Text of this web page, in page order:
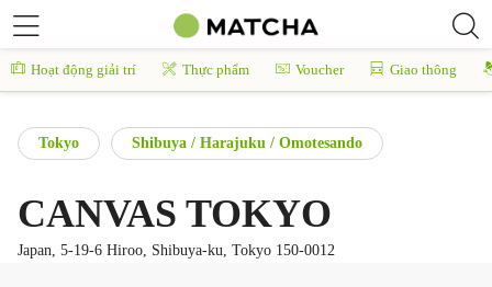
Hoạt động giải trí Thực phẩm Voucher Giao thông
Tokyo Shibuya / Harajuku / Omotesando
CANVAS TOKYO
Japan, 5-19-6 Hiroo, Shibuya-ku, Tokyo 150-0012